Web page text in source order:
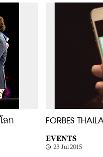
ลก FORBES
EVENTS
23 Jul 2015